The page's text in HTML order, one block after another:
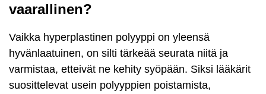
vaarallinen?
Vaikka hyperplastinen polyyppi on yleensä
hyvänlaatuinen, on silti tärkeää seurata niitä ja
varmistaa, etteivät ne kehity syöpään. Siksi lääkärit
suosittelevat usein polyyppien poistamista,